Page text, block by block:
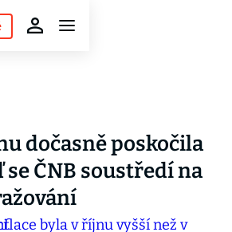
dočasně poskočila
se ČNB soustředí na